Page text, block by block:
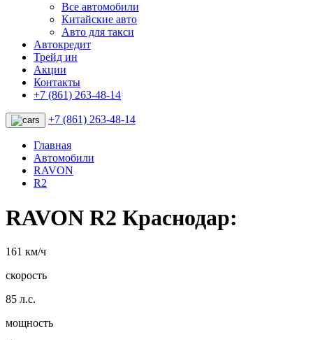
Все автомобили
Китайские авто
Авто для такси
Автокредит
Трейд ин
Акции
Контакты
+7 (861) 263-48-14
+7 (861) 263-48-14
Главная
Автомобили
RAVON
R2
RAVON R2 Краснодар:
161 км/ч
скорость
85 л.с.
мощность